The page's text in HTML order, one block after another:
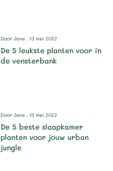
DoorJane . 13 mei 2022
De 5 leukste planten voor in
de vensterbank
DoorJane . 13 mei 2022
De 5 beste slaapkamer
planten voor jouw urban
jungle